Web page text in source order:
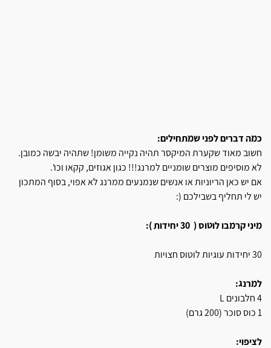
כמה דברים לפני שמתחילים:
חשוב מאוד שקערת המיקסר תהיה נקייה משומן! שתהיה יבשה כמובן.
לא מוסיפים מוצרים שומניים למרנג!!! כגון אגוזים, קקאו וכו'.
אם יש כאן הריוניות או אנשים שנמנעים ממרנג לא אפוי, בסוף המתכון
יש לי תחליף בשבילכם (:
מיני קרמבו לוטוס ( 30 יחידות ):
30 יחידות עוגיות לוטוס חצויות
למרנג:
4 חלבונים L
1 כוס סוכר (200 גרם)
לציפוי: